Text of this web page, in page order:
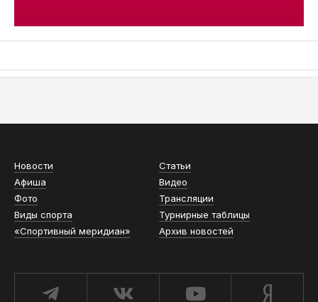
Новости
Статьи
Афиша
Видео
Фото
Трансляции
Виды спорта
Турнирные таблицы
«Спортивный меридиан»
Архив новостей